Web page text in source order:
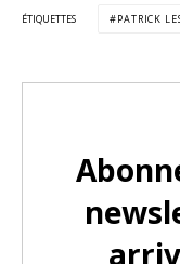
ÉTIQUETTES PATRICK